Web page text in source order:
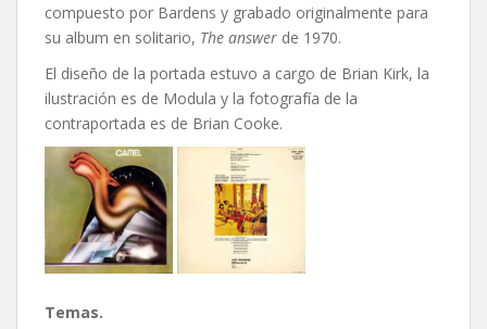
compuesto por Bardens y grabado originalmente para
su album en solitario, The answer de 1970.
El diseño de la portada estuvo a cargo de Brian Kirk, la
ilustración es de Modula y la fotografía de la
contraportada es de Brian Cooke.
Temas.